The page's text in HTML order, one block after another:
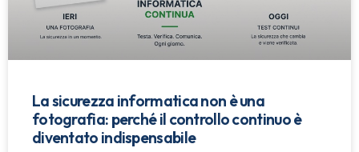
La sicurezza informatica non è una
fotografia: perché il controllo continuo è
diventato indispensabile